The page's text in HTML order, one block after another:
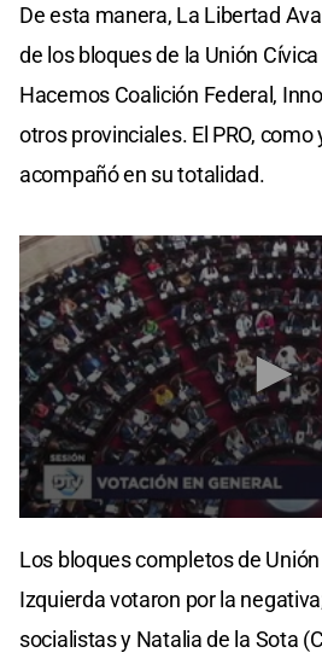
De esta manera, La Libertad
de los bloques de la Unión Cívica
Hacemos Coalición Federal,
otros provinciales. El PRO,
acompañó en su totalidad.
of
seconds
Los bloques completos de
Izquierda votaron por la
socialistas y Natalia de la Sota